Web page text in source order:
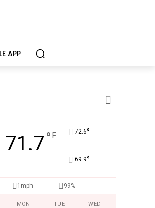
APP
71.7° F 72.6°
69.9°
1mph 99%
MON TUE WED